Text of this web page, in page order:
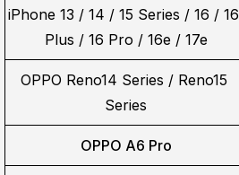
iPhone 13 / 14 / 15 Series / 16 / 16
Plus / 16 Pro / 16e / 17e
OPPO Reno14 Series / Reno15
Series
OPPO A6 Pro